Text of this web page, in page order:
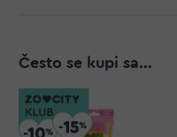
Često se kupi sa...